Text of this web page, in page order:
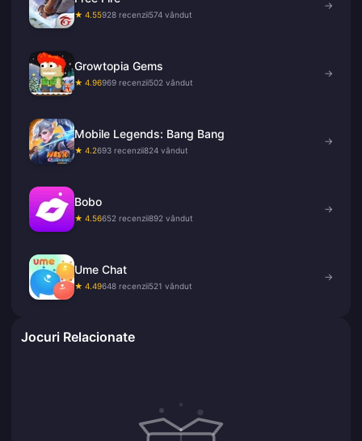
★ 4.55928 recenzii574 vândut
→
Growtopia Gems
★ 4.96969 recenzii502 vândut
→
Mobile Legends: Bang Bang
★ 4.2693 recenzii824 vândut
→
Bobo
★ 4.56652 recenzii892 vândut
→
Ume Chat
★ 4.49648 recenzii521 vândut
→
Jocuri Relacionate